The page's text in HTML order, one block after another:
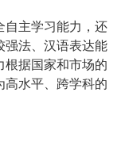
自主学习能力，还
强法、汉语表达能
根据国家和市场的
高水平、跨学科的